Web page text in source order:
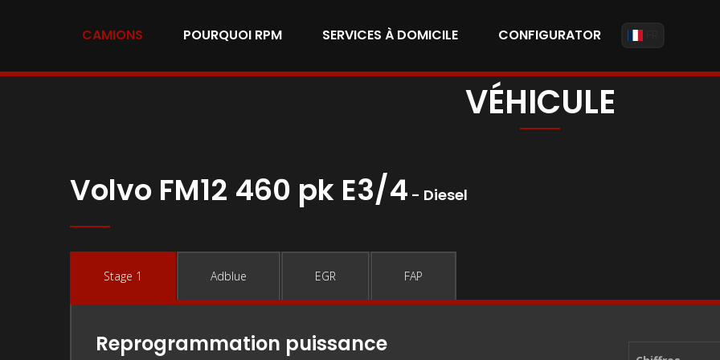
CAMIONS POURQUOI RPM SERVICES À DOMICILE CONFIGURATOR FR
VÉHICULE
Volvo FM12 460 pk E3/4 - Diesel
Stage 1 Adblue EGR FAP
Reprogrammation puissance